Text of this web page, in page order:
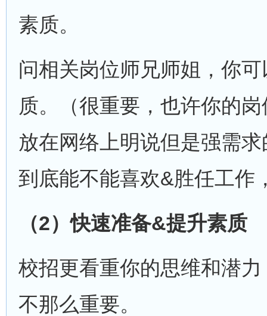
素质。
问相关岗位师兄师姐，你
质。（很重要，也许你的
放在网络上明说但是强需
到底能不能喜欢&胜任工作
（2）快速准备&提升素质
校招更看重你的思维和潜
不那么重要。